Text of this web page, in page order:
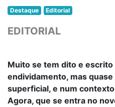
Destaque Editorial
EDITORIAL
Muito se tem dito e
endividamento, mas
superficial, e num
Agora, que se entra no